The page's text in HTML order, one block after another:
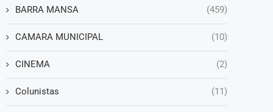
BARRA MANSA (459)
CAMARA MUNICIPAL (10)
CINEMA (2)
Colunistas (11)